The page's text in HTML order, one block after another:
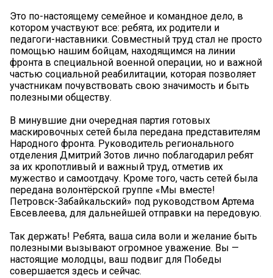
Это по-настоящему семейное и командное дело, в
котором участвуют все: ребята, их родители и
педагоги-наставники. Совместный труд стал не просто
помощью нашим бойцам, находящимся на линии
фронта в специальной военной операции, но и важной
частью социальной реабилитации, которая позволяет
участникам почувствовать свою значимость и быть
полезными обществу.
В минувшие дни очередная партия готовых
маскировочных сетей была передана представителям
Народного фронта. Руководитель регионального
отделения Дмитрий Зотов лично поблагодарил ребят
за их кропотливый и важный труд, отметив их
мужество и самоотдачу. Кроме того, часть сетей была
передана волонтёрской группе «Мы вместе!
Петровск-Забайкальский» под руководством Артема
Евсевлеева, для дальнейшей отправки на передовую.
Так держать! Ребята, ваша сила воли и желание быть
полезными вызывают огромное уважение. Вы —
настоящие молодцы, ваш подвиг для Победы
совершается здесь и сейчас.